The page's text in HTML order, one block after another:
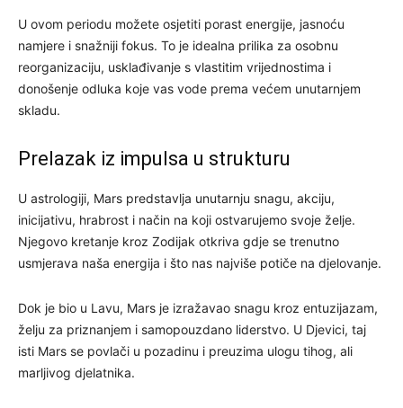
U ovom periodu možete osjetiti porast energije, jasnoću
namjere i snažniji fokus. To je idealna prilika za osobnu
reorganizaciju, usklađivanje s vlastitim vrijednostima i
donošenje odluka koje vas vode prema većem unutarnjem
skladu.
Prelazak iz impulsa u strukturu
U astrologiji, Mars predstavlja unutarnju snagu, akciju,
inicijativu, hrabrost i način na koji ostvarujemo svoje želje.
Njegovo kretanje kroz Zodijak otkriva gdje se trenutno
usmjerava naša energija i što nas najviše potiče na djelovanje.
Dok je bio u Lavu, Mars je izražavao snagu kroz entuzijazam,
želju za priznanjem i samopouzdano liderstvo. U Djevici, taj
isti Mars se povlači u pozadinu i preuzima ulogu tihog, ali
marljivog djelatnika.